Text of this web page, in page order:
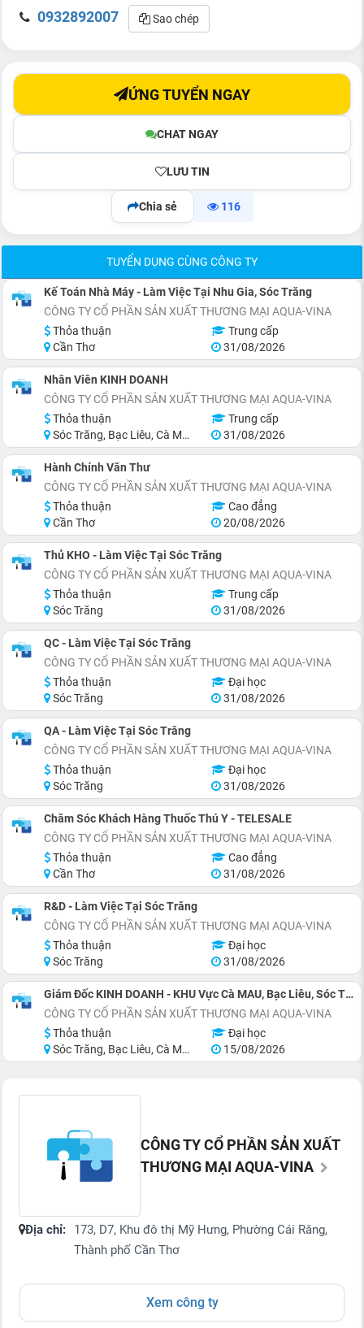
0932892007 Sao chép
CHAT NGAY
LƯU TIN
ỨNG TUYỂN NGAY
Chia sẻ 116
TUYỂN DỤNG CÙNG CÔNG TY
Kế Toán Nhà Máy - Làm Việc Tại Nhu Gia, Sóc Trăng
CÔNG TY CỔ PHẦN SẢN XUẤT THƯƠNG MẠI AQUA-VINA
Thỏa thuận
Trung cấp
Cần Thơ
31/08/2026
Nhân Viên KINH DOANH
CÔNG TY CỔ PHẦN SẢN XUẤT THƯƠNG MẠI AQUA-VINA
Thỏa thuận
Trung cấp
Sóc Trăng, Bạc Liêu, Cà Mau
31/08/2026
Hành Chính Văn Thư
CÔNG TY CỔ PHẦN SẢN XUẤT THƯƠNG MẠI AQUA-VINA
Thỏa thuận
Cao đẳng
Cần Thơ
20/08/2026
Thủ KHO - Làm Việc Tại Sóc Trăng
CÔNG TY CỔ PHẦN SẢN XUẤT THƯƠNG MẠI AQUA-VINA
Thỏa thuận
Trung cấp
Sóc Trăng
31/08/2026
QC - Làm Việc Tại Sóc Trăng
CÔNG TY CỔ PHẦN SẢN XUẤT THƯƠNG MẠI AQUA-VINA
Thỏa thuận
Đại học
Sóc Trăng
31/08/2026
QA - Làm Việc Tại Sóc Trăng
CÔNG TY CỔ PHẦN SẢN XUẤT THƯƠNG MẠI AQUA-VINA
Thỏa thuận
Đại học
Sóc Trăng
31/08/2026
Chăm Sóc Khách Hàng Thuốc Thú Y - TELESALE
CÔNG TY CỔ PHẦN SẢN XUẤT THƯƠNG MẠI AQUA-VINA
Thỏa thuận
Cao đẳng
Cần Thơ
31/08/2026
R&D - Làm Việc Tại Sóc Trăng
CÔNG TY CỔ PHẦN SẢN XUẤT THƯƠNG MẠI AQUA-VINA
Thỏa thuận
Đại học
Sóc Trăng
31/08/2026
Giám Đốc KINH DOANH - KHU Vực Cà MAU, Bạc Liêu, Sóc Trăng
CÔNG TY CỔ PHẦN SẢN XUẤT THƯƠNG MẠI AQUA-VINA
Thỏa thuận
Đại học
Sóc Trăng, Bạc Liêu, Cà Mau
15/08/2026
CÔNG TY CỔ PHẦN SẢN XUẤT
THƯƠNG MẠI AQUA-VINA
Địa chỉ:
173, D7, Khu đô thị Mỹ Hưng, Phường Cái Răng,
Thành phố Cần Thơ
Xem công ty